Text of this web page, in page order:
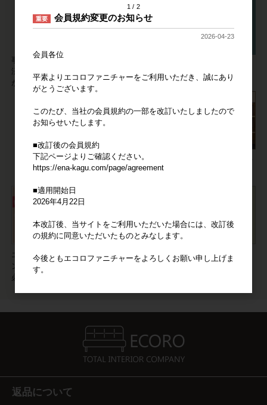
事業者の方の家具の仕入れには決
済システム「Bカート掛け払い」
が便利です。
信頼の3ヶ月サポート。
店舗やオフィスへの家具の納品や
空間づくりをサポートします。
エコロの思いがあふれるマガジ
ン。おすすめの家具やスタイルは
必見。
返品について
1 2
重要 会員規約変更のお知らせ
2026-04-23
会員各位
平素よりエコロファニチャーをご利用いただき、誠にあり
がとうございます。
このたび、当社の会員規約の一部を改訂いたしましたので
お知らせいたします。
■改訂後の会員規約
下記ページよりご確認ください。
https://ena-kagu.com/page/agreement
■適用開始日
2026年4月22日
本改訂後、当サイトをご利用いただいた場合には、改訂後
の規約に同意いただいたものとみなします。
今後ともエコロファニチャーをよろしくお願い申し上げま
す。